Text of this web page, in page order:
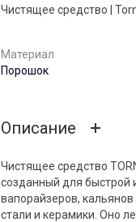
Чистящее средство |
Материал
Порошок
Описание
Чистящее средство
созданный для быстрой
вапорайзеров,
стали и керамики. Оно